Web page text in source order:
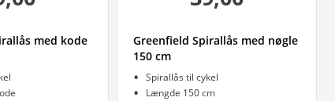
med kode
Greenfield Spirallås med nøgle
150 cm
Spirallås til cykel
Længde 150 cm